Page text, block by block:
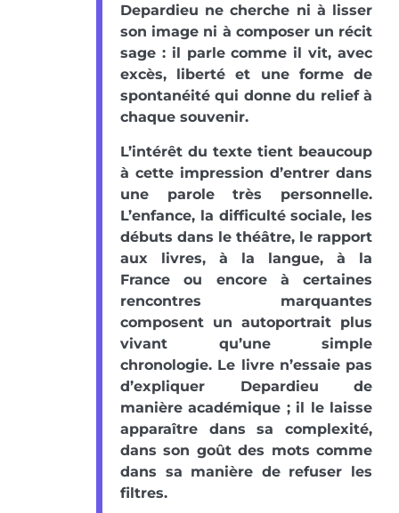
Depardieu ne cherche ni à lisser
son image ni à composer un récit
sage : il parle comme il vit, avec
excès, liberté et une forme de
spontanéité qui donne du relief à
chaque souvenir.
L’intérêt du texte tient beaucoup
à cette impression d’entrer dans
une parole très personnelle.
L’enfance, la difficulté sociale, les
débuts dans le théâtre, le rapport
aux livres, à la langue, à la
France ou encore à certaines
rencontres marquantes
composent un autoportrait plus
vivant qu’une simple
chronologie. Le livre n’essaie pas
d’expliquer Depardieu de
manière académique ; il le laisse
apparaître dans sa complexité,
dans son goût des mots comme
dans sa manière de refuser les
filtres.